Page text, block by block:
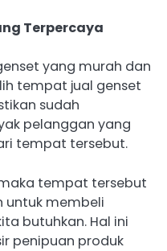
Terpercaya
yang murah dan
tempat jual genset
sudah
pelanggan yang
tempat tersebut.
tempat tersebut
untuk membeli
butuhkan. Hal ini
penipuan produk